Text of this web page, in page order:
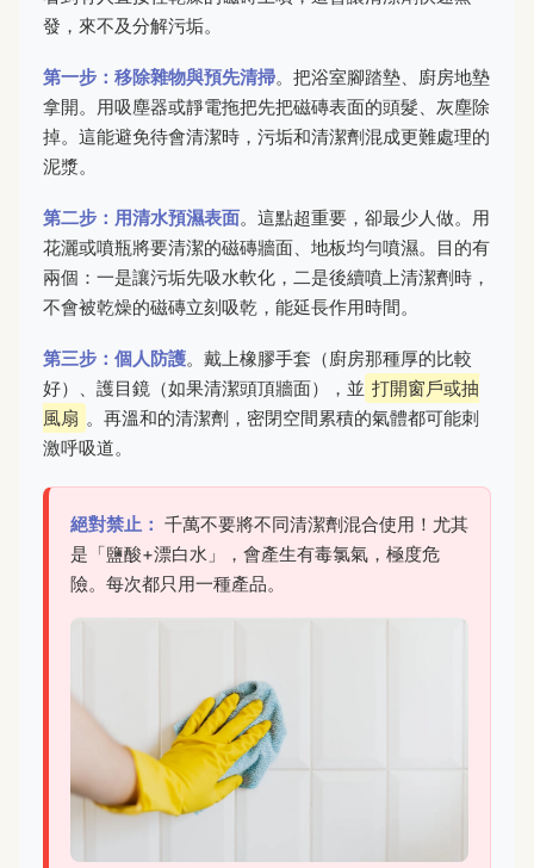
發，來不及分解污垢。
第一步：移除雜物與預先清掃。把浴室腳踏墊、廚房地墊
拿開。用吸塵器或靜電拖把先把磁磚表面的頭髮、灰塵除
掉。這能避免待會清潔時，污垢和清潔劑混成更難處理的
泥漿。
第二步：用清水預濕表面。這點超重要，卻最少人做。用
花灑或噴瓶將要清潔的磁磚牆面、地板均勻噴濕。目的有
兩個：一是讓污垢先吸水軟化，二是後續噴上清潔劑時，
不會被乾燥的磁磚立刻吸乾，能延長作用時間。
第三步：個人防護。戴上橡膠手套（廚房那種厚的比較
好）、護目鏡（如果清潔頭頂牆面），並 打開窗戶或抽
風扇 。再溫和的清潔劑，密閉空間累積的氣體都可能刺
激呼吸道。
絕對禁止： 千萬不要將不同清潔劑混合使用！尤其
是「鹽酸+漂白水」，會產生有毒氯氣，極度危
險。每次都只用一種產品。